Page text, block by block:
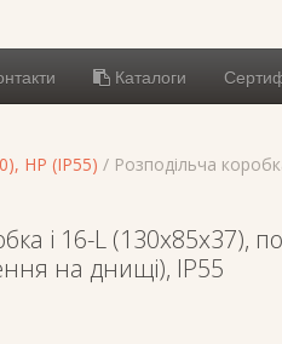
Каталоги
HP (IP55) / Розподільча
i 16-L (130х85х37),
на днищі), IP55